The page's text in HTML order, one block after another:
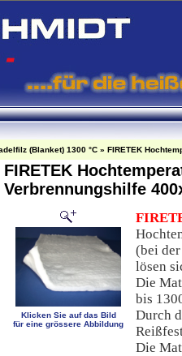
(Blanket) 1300 °C » FIRETEK
FIRETEK
Verbrennungshilfe
Klicken Sie auf das Bild
für eine grössere Abbildung
(bei
lösen
Die
bis
Durch
Die